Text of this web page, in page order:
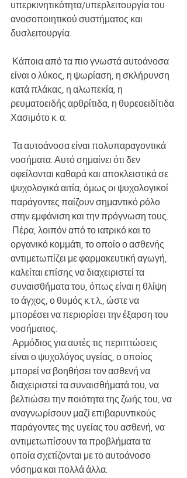
υπερκινητικότητα/υπερλειτουργία του
ανοσοποιητικού συστήματος και
δυσλειτουργία.
είναι ο λύκος, η ψωρίαση, η σκλήρυνση
κατά πλάκας, η αλωπεκία, η
ρευματοειδής αρθρίτιδα, η θυρεοειδίτιδα
Χασιμότο κ. α.
νοσήματα. Αυτό σημαίνει ότι δεν
οφείλονται καθαρά και αποκλειστικά σε
ψυχολογικά αιτία, όμως οι ψυχολογικοί
παράγοντες παίζουν σημαντικό ρόλο
στην εμφάνιση και την πρόγνωση τους.
οργανικό κομμάτι, το οποίο ο ασθενής
αντιμετωπίζει με φαρμακευτική αγωγή,
καλείται επίσης να διαχειριστεί τα
συναισθήματα του, όπως είναι η θλίψη
το άγχος, ο θυμός κ.τ.λ., ώστε να
μπορέσει να περιορίσει την έξαρση του
νοσήματος.
είναι ο ψυχολόγος υγείας, ο οποίος
μπορεί να βοηθήσει τον ασθενή να
διαχειριστεί τα συναισθήματά του, να
βελτιώσει την ποιότητα της ζωής του, να
αναγνωρίσουν μαζί επιβαρυντικούς
παράγοντες της υγείας του ασθενή, να
αντιμετωπίσουν τα προβλήματα τα
οποία σχετίζονται με το αυτοάνοσο
νόσημα και πολλά άλλα.